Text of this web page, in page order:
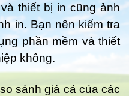
thiết bị in cũng ảnh
in. Bạn nên kiểm tra
phần mềm và thiết
không.
sánh giá cả của các